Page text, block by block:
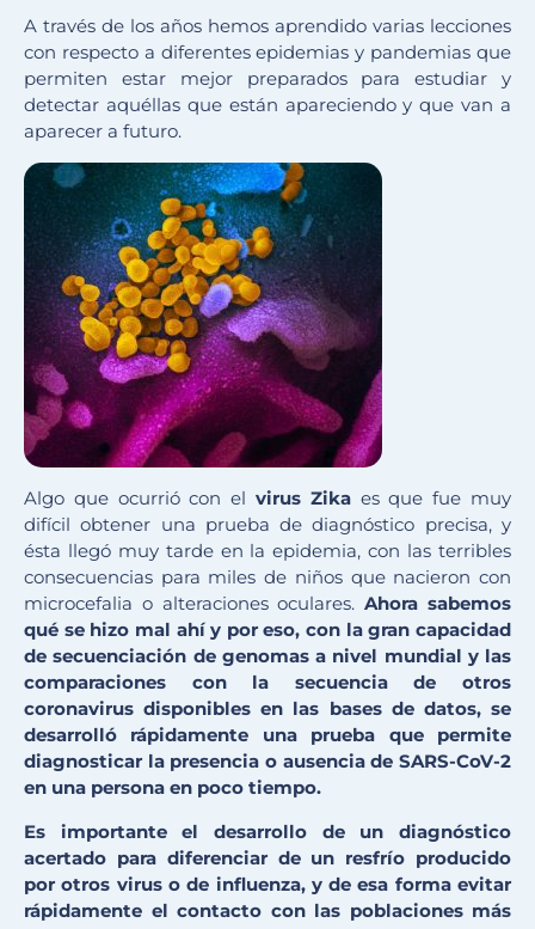
A través de los años hemos aprendido varias lecciones
con respecto a diferentes epidemias y pandemias que
permiten estar mejor preparados para estudiar y
detectar aquéllas que están apareciendo y que van a
aparecer a futuro.
Algo que ocurrió con el virus Zikaes que fue muy
difícil obtener una prueba de diagnóstico precisa, y
ésta llegó muy tarde en la epidemia, con las terribles
consecuencias para miles de niños que nacieron con
microcefalia o alteraciones oculares.Ahora sabemos
qué se hizo mal ahí y por eso, con la gran capacidad
de secuenciación de genomas a nivel mundial y las
comparaciones con la secuencia de otros
coronavirus disponibles en las bases de datos, se
desarrolló rápidamente una prueba que permite
diagnosticar la presencia o ausencia de SARS-CoV-2
en una persona en poco tiempo.
Es importante el desarrollo de un diagnóstico
acertado para diferenciar de un resfrío producido
por otros virus o de influenza, y de esa forma evitar
rápidamente el contacto con las poblaciones más